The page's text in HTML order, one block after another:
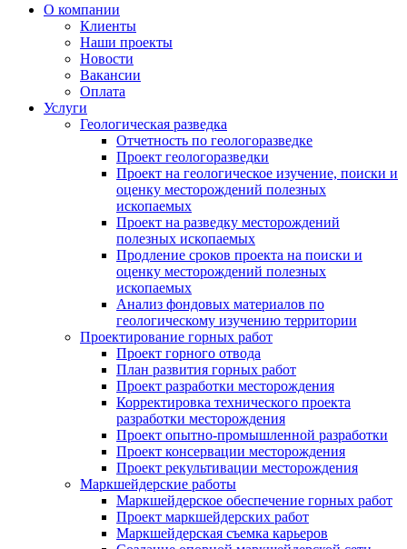
О компании
Клиенты
Наши проекты
Новости
Вакансии
Оплата
Услуги
Геологическая разведка
Отчетность по геологоразведке
Проект геологоразведки
Проект на геологическое изучение, поиски и
оценку месторождений полезных
ископаемых
Проект на разведку месторождений
полезных ископаемых
Продление сроков проекта на поиски и
оценку месторождений полезных
ископаемых
Анализ фондовых материалов по
геологическому изучению территории
Проектирование горных работ
Проект горного отвода
План развития горных работ
Проект разработки месторождения
Корректировка технического проекта
разработки месторождения
Проект опытно-промышленной разработки
Проект консервации месторождения
Проект рекультивации месторождения
Маркшейдерские работы
Маркшейдерское обеспечение горных работ
Проект маркшейдерских работ
Маркшейдерская съемка карьеров